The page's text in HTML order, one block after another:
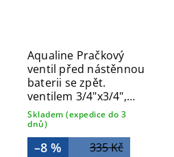
Aqualine Pračkový
ventil před nástěnnou
baterii se zpět.
ventilem 3/4"x3/4",
chrom 5315
Skladem (expedice do 3
dnů)
335 Kč
–8 %